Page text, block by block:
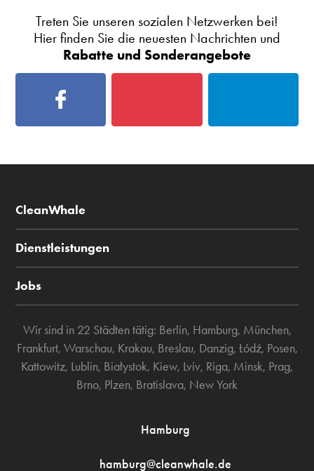
Treten Sie unseren sozialen Netzwerken bei!
Hier finden Sie die neuesten Nachrichten und
Rabatte und Sonderangebote
CleanWhale
Dienstleistungen
Jobs
Wir sind in 22 Städten tätig: Berlin, Hamburg, München,
Frankfurt, Warschau, Krakau, Breslau, Danzig, Łódź, Posen,
Kattowitz, Lublin, Białystok, Kiew, Lviv, Riga, Minsk, Prag,
Brno, Plzen, Bratislava, New York
Hamburg
hamburg@cleanwhale.de